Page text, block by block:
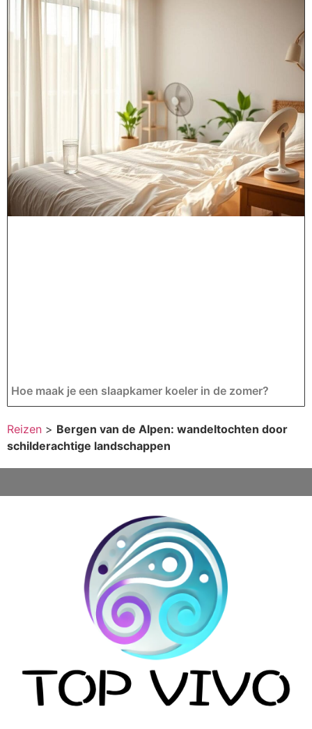
Hoe maak je een slaapkamer koeler in de zomer?
Reizen > Bergen van de Alpen: wandeltochten door
schilderachtige landschappen